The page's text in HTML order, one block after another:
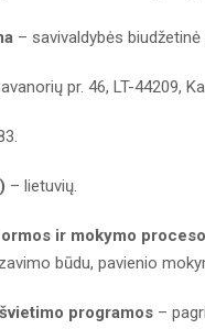
– savivaldybės biudžetinė
pr. 46, LT-44209,
– lietuvių.
ir mokymo
būdu, pavienio
programos –